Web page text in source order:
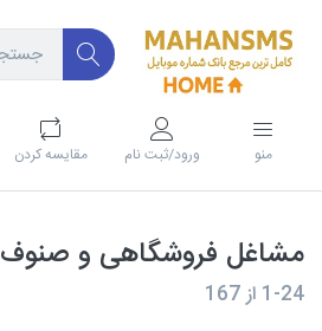
منو ورود/ثبت نام مقايسه كردن
مشاغل فروشگاهی و صنوف
1-24 از167